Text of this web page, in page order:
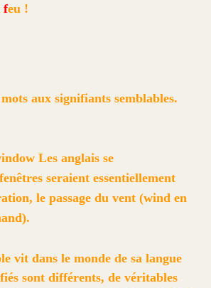
feu !
aux signifiants semblables.
Les anglais se
seraient essentiellement
le passage du vent (wind en
vit dans le monde de sa langue
sont différents, de véritables